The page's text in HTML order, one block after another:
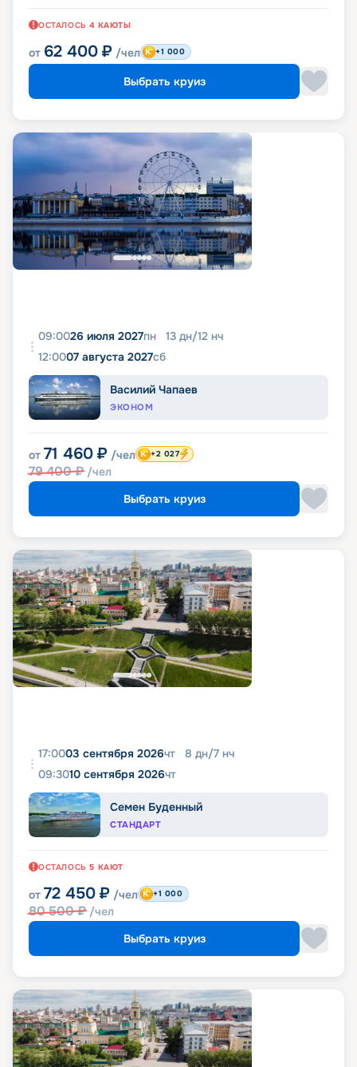
ОСТАЛОСЬ 4 КАЮТЫ
от 62 400 ₽ /чел +1 000
Выбрать круиз
09:0026 июля 2027пн 13 дн/12 нч
12:0007 августа 2027сб
Василий Чапаев
ЭКОНОМ
от 71 460 ₽ /чел
79 400₽ /чел
+2 027
Выбрать круиз
17:0003 сентября 2026чт 8 дн/7 нч
09:3010 сентября 2026чт
Семен Буденный
СТАНДАРТ
ОСТАЛОСЬ 5 КАЮТ
от 72 450 ₽ /чел
80 500₽ /чел
+1 000
Выбрать круиз